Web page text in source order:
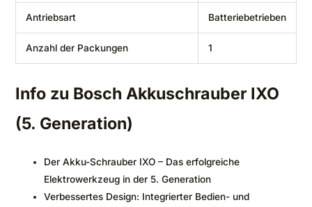
Antriebsart ‎Batteriebetrieben
Anzahl der Packungen ‎1
Info zu Bosch Akkuschrauber IXO
(5. Generation)
Der Akku-Schrauber IXO – Das erfolgreiche
Elektrowerkzeug in der 5. Generation
Verbessertes Design: Integrierter Bedien- und